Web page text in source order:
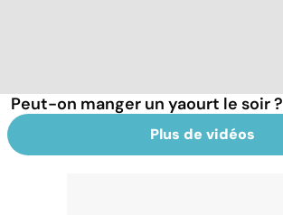
Peut-on manger un yaourt le soir ?
Plus de vidéos